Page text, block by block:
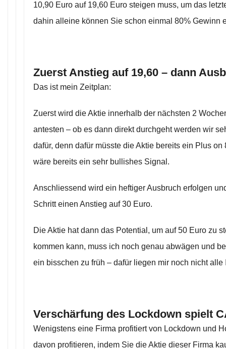
10,90 Euro auf 19,60 Euro steigen muss, um das
dahin alleine können Sie schon einmal 80% Gewinn
Zuerst Anstieg auf 19,60 – dann
Das ist mein Zeitplan:
Zuerst wird die Aktie innerhalb der nächsten 2
antesten – ob es dann direkt durchgeht werden wir
dafür, denn dafür müsste die Aktie bereits ein Plus
wäre bereits ein sehr bullishes Signal.
Anschliessend wird ein heftiger Ausbruch erfolgen
Schritt einen Anstieg auf 30 Euro.
Die Aktie hat dann das Potential, um auf 50 Euro zu
kommen kann, muss ich noch genau abwägen und
ein bisschen zu früh – dafür liegen mir noch nicht alle
Verschärfung des Lockdown spielt
Wenigstens eine Firma profitiert von Lockdown und
davon profitieren, indem Sie die Aktie dieser Firma